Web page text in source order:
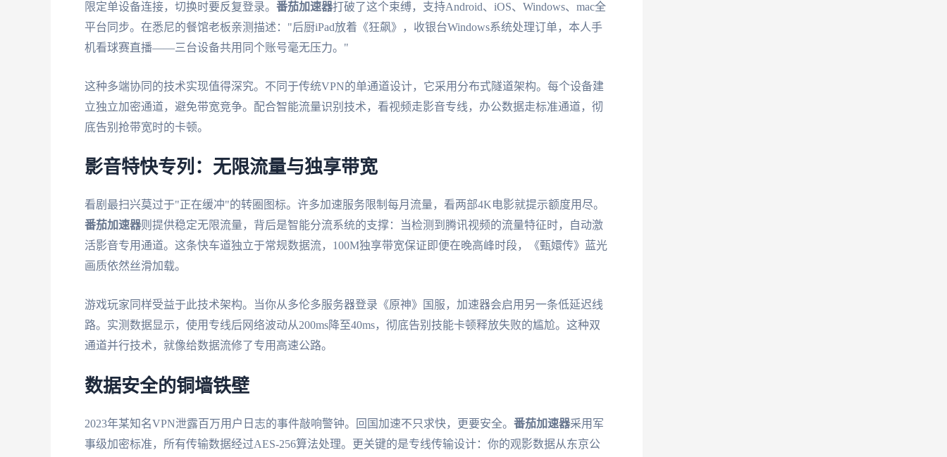
限定单设备连接，切换时要反复登录。 番茄加速器打破了这个束缚，支持Android、iOS、Windows、mac全
平台同步。在悉尼的餐馆老板亲测描述："后厨iPad放着《狂飙》，收银台Windows系统处理订单，本人手
机看球赛直播——三台设备共用同个账号毫无压力。"
这种多端协同的技术实现值得深究。不同于传统VPN的单通道设计，它采用分布式隧道架构。每个设备建
立独立加密通道，避免带宽竞争。配合智能流量识别技术，看视频走影音专线，办公数据走标准通道，彻
底告别抢带宽时的卡顿。
影音特快专列：无限流量与独享带宽
看剧最扫兴莫过于"正在缓冲"的转圈图标。许多加速服务限制每月流量，看两部4K电影就提示额度用尽。
番茄加速器则提供稳定无限流量，背后是智能分流系统的支撑：当检测到腾讯视频的流量特征时，自动激
活影音专用通道。这条快车道独立于常规数据流，100M独享带宽保证即便在晚高峰时段，《甄嬛传》蓝光
画质依然丝滑加载。
游戏玩家同样受益于此技术架构。当你从多伦多服务器登录《原神》国服，加速器会启用另一条低延迟线
路。实测数据显示，使用专线后网络波动从200ms降至40ms，彻底告别技能卡顿释放失败的尴尬。这种双
通道并行技术，就像给数据流修了专用高速公路。
数据安全的铜墙铁壁
2023年某知名VPN泄露百万用户日志的事件敲响警钟。回国加速不只求快，更要安全。 番茄加速器采用军
事级加密标准，所有传输数据经过AES-256算法处理。更关键的是专线传输设计：你的观影数据从东京公